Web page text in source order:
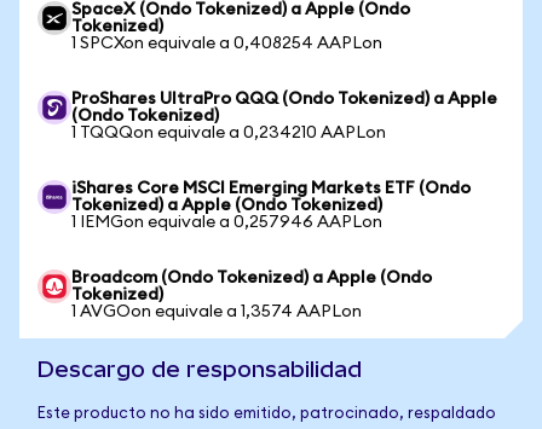
SpaceX (Ondo Tokenized) a Apple (Ondo
Tokenized)
1 SPCXon equivale a 0,408254 AAPLon
ProShares UltraPro QQQ (Ondo Tokenized) a Apple
(Ondo Tokenized)
1 TQQQon equivale a 0,234210 AAPLon
iShares Core MSCI Emerging Markets ETF (Ondo
Tokenized) a Apple (Ondo Tokenized)
1 IEMGon equivale a 0,257946 AAPLon
Broadcom (Ondo Tokenized) a Apple (Ondo
Tokenized)
1 AVGOon equivale a 1,3574 AAPLon
Descargo de responsabilidad
Este producto no ha sido emitido, patrocinado, respaldado